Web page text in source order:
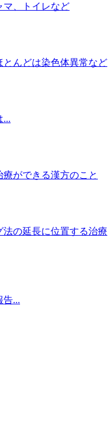
マ、トイレなど
んどは染色体異常など
...
ができる漢方のこと
の延長に位置する治療
告...